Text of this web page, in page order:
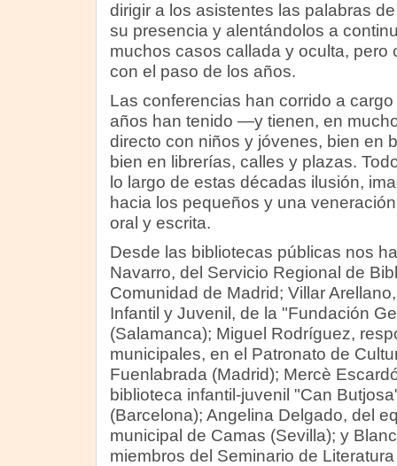
dirigir a los asistentes las palabras
su presencia y alentándolos a
muchos casos callada y oculta, pero
con el paso de los años.
Las conferencias han corrido a
años han tenido —y tienen, en
directo con niños y jóvenes, bien en
bien en librerías, calles y plazas.
lo largo de estas décadas ilusión,
hacia los pequeños y una
oral y escrita.
Desde las bibliotecas públicas nos
Navarro, del Servicio Regional de
Comunidad de Madrid; Villar
Infantil y Juvenil, de la "Fundación
(Salamanca); Miguel Rodríguez,
municipales, en el Patronato de
Fuenlabrada (Madrid); Mercè
biblioteca infantil-juvenil "Can
(Barcelona); Angelina Delgado, del
municipal de Camas (Sevilla); y
miembros del Seminario de